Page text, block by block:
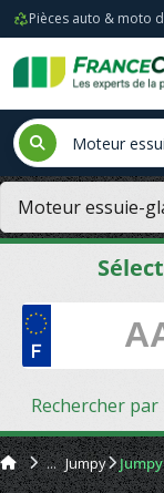
Pièces auto & moto
Jumpy